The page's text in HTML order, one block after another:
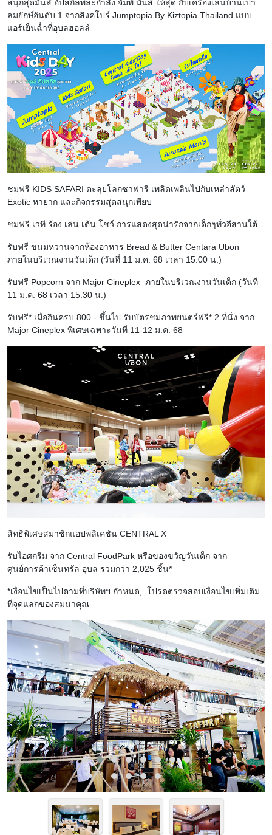
สนุกสุดมันส์ อัปสกิลพละกำลัง จัมพ์ มันส์ ให้สุด กับเครื่องเล่นบ้านเป่า
ลมยักษ์อันดับ 1 จากสิงคโปร์ Jumptopia By Kiztopia Thailand แบบ
แอร์เย็นฉ่ำที่อุบลฮอลล์
ชมฟรี KIDS SAFARI ตะลุยโลกซาฟารี เพลิดเพลินไปกับเหล่าสัตว์
Exotic หายาก และกิจกรรมสุดสนุกเพียบ
ชมฟรี เวที ร้อง เล่น เต้น โชว์ การแสดงสุดน่ารักจากเด็กๆทั่วอีสานใต้
รับฟรี ขนมหวานจากห้องอาหาร Bread & Butter Centara Ubon
ภายในบริเวณงานวันเด็ก (วันที่ 11 ม.ค. 68 เวลา 15.00 น.)
รับฟรี Popcorn จาก Major Cineplex ภายในบริเวณงานวันเด็ก (วันที่
11 ม.ค. 68 เวลา 15.30 น.)
รับฟรี* เมื่อกินครบ 800.- ขึ้นไป รับบัตรชมภาพยนตร์ฟรี* 2 ที่นั่ง จาก
Major Cineplex พิเศษเฉพาะวันที่ 11-12 ม.ค. 68
สิทธิพิเศษสมาชิกแอปพลิเคชัน CENTRAL X
รับไอศกรีม จาก Central FoodPark หรือของขวัญวันเด็ก จาก
ศูนย์การค้าเซ็นทรัล อุบล รวมกว่า 2,025 ชิ้น*
*เงื่อนไขเป็นไปตามที่บริษัทฯ กำหนด, โปรดตรวจสอบเงื่อนไขเพิ่มเติม
ที่จุดแลกของสมนาคุณ